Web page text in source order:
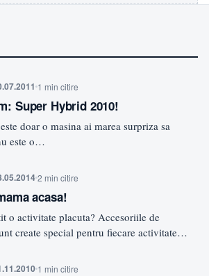
1 min citire
Super Hybrid 2010!
doar o masina ai marea surpriza sa
este o…
2 min citire
acasa!
o activitate placuta? Accesoriile de
create special pentru fiecare activitate…
1 min citire